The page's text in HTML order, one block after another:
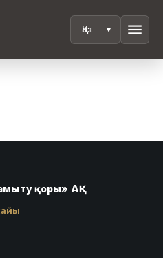
menu
қоры» АҚ